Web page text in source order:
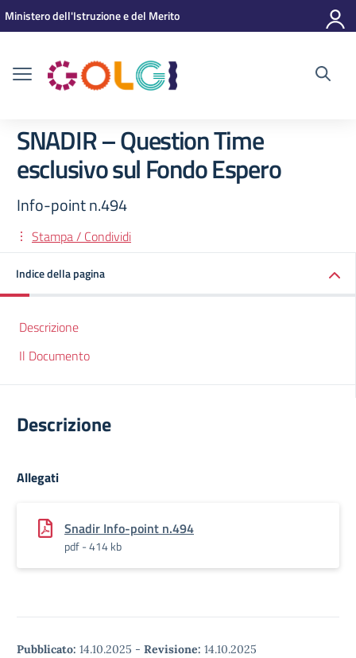
Vai ai contenuti
Vai al menu di navigazione
Vai al footer
Ministero dell'Istruzione e del Merito
SNADIR – Question Time
esclusivo sul Fondo Espero
Info-point n.494
Stampa / Condividi
Indice della pagina
Descrizione
Il Documento
Descrizione
Allegati
Snadir Info-point n.494
pdf - 414 kb
Pubblicato: 14.10.2025 - Revisione: 14.10.2025